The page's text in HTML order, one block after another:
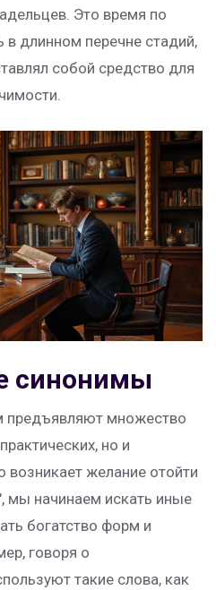
Это время по
длинном перечне стадий,
собой средство для
синонимы
предъявляют множество
но и
возникает желание отойти
мы начинаем искать иные
богатство форм и
говоря о
такие слова, как